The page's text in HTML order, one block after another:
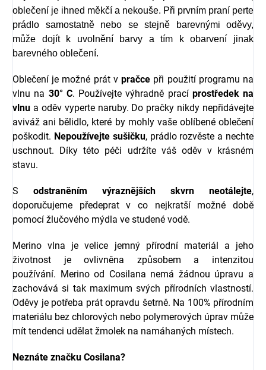
oblečení je ihned měkčí a nekouše. Při prvním praní perte
prádlo samostatně nebo se stejně barevnými oděvy,
může dojít k uvolnění barvy a tím k obarvení jinak
barevného oblečení.
Oblečení je možné prát vpračce při použití programu na
vlnu na 30° C. Používejte výhradně prací prostředek na
vlnu a oděv vyperte naruby. Do pračky nikdy nepřidávejte
aviváž ani bělidlo, které by mohly vaše oblíbené oblečení
poškodit. Nepoužívejte sušičku, prádlo rozvěste a nechte
uschnout. Díky této péči udržíte váš oděv v krásném
stavu.
S odstraněním výraznějších skvrn neotálejte,
doporučujeme předeprat v co nejkratší možné době
pomocí žlučového mýdla ve studené vodě.
Merino vlna je velice jemný přírodní materiál a jeho
životnost je ovlivněna způsobem a intenzitou
používání. Merino od Cosilana nemá žádnou úpravu a
zachovává si tak maximum svých přírodních vlastností.
Oděvy je potřeba prát opravdu šetrně. Na 100% přírodním
materiálu bez chlorových nebo polymerových úprav může
mít tendenci udělat žmolek na namáhaných místech.
Neznáte značku Cosilana?